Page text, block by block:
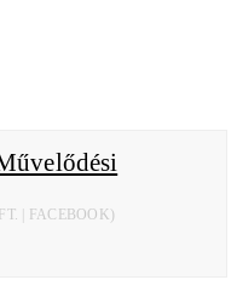
| FACEBOOK)